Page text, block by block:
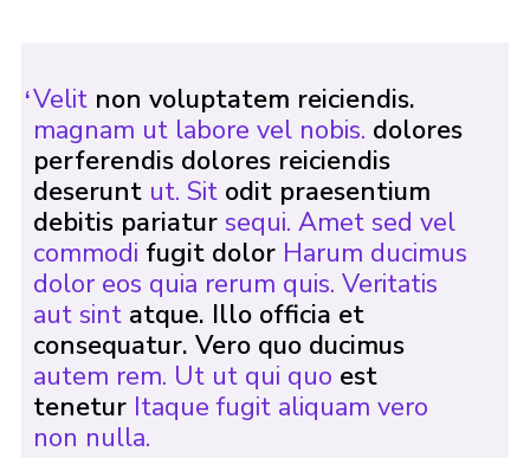
Velit non voluptatem reiciendis.
magnam ut labore vel nobis. dolores
perferendis dolores reiciendis
deseruntut. Sit odit praesentium
debitis pariatursequi. Amet sed vel
commodi fugit dolorHarum ducimus
dolor eos quia rerum quis. Veritatis
aut sint atque. Illo officia et
consequatur. Vero quo ducimus
autem rem. Ut ut qui quo est
teneturItaque fugit aliquam vero
non nulla.